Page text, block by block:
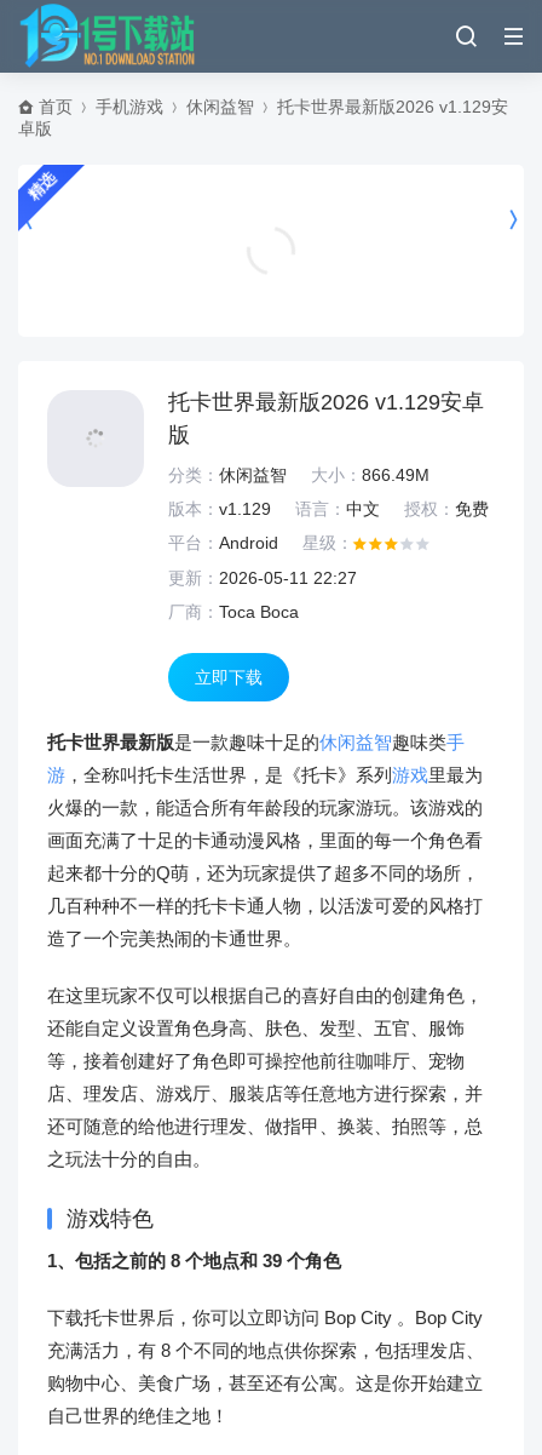
首页 手机游戏 休闲益智
托卡世界最新版2026 v1.129安
卓版
精选
托卡世界最新版2026 v1.129安卓
版
分类： 休闲益智 大小： 866.49M
版本： v1.129 语言： 中文 授权： 免费
平台： Android
星级：
更新： 2026-05-11 22:27
厂商： Toca Boca
立即下载
托卡世界最新版是一款趣味十足的休闲益智趣味类手
游 ，全称叫托卡生活世界，是《托卡》系列 游戏里最为
火爆的一款，能适合所有年龄段的玩家游玩。该游戏的
画面充满了十足的卡通动漫风格，里面的每一个角色看
起来都十分的Q萌，还为玩家提供了超多不同的场所，
几百种种不一样的托卡卡通人物，以活泼可爱的风格打
造了一个完美热闹的卡通世界。
在这里玩家不仅可以根据自己的喜好自由的创建角色，
还能自定义设置角色身高、肤色、发型、五官、服饰
等，接着创建好了角色即可操控他前往咖啡厅、宠物
店、理发店、游戏厅、服装店等任意地方进行探索，并
还可随意的给他进行理发、做指甲、换装、拍照等，总
之玩法十分的自由。
游戏特色
1、包括之前的 8 个地点和 39 个角色
下载托卡世界后，你可以立即访问 Bop City 。Bop City
充满活力，有 8 个不同的地点供你探索，包括理发店、
购物中心、美食广场，甚至还有公寓。这是你开始建立
自己世界的绝佳之地！